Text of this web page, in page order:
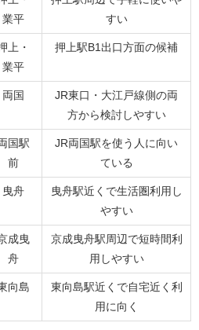
業平
すい
上・
業平
押上駅B1出口方面の候補
両国
JR東口・大江戸線側の両
方から検討しやすい
国駅
前
JR両国駅を使う人に向い
ている
曳舟
曳舟駅近くで生活圏利用し
やすい
成曳
舟
京成曳舟駅周辺で短時間利
用しやすい
向島
東向島駅近くで自宅近く利
用に向く